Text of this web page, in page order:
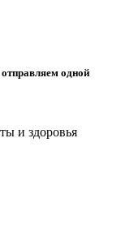
одной
и здоровья